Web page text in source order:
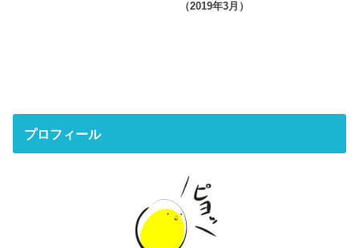
（2019年3月）
プロフィール